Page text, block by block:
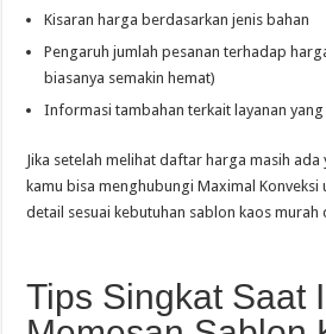
Kisaran harga berdasarkan jenis bahan
Pengaruh jumlah pesanan terhadap
biasanya semakin hemat)
Informasi tambahan terkait layanan
Jika setelah melihat daftar harga masih
kamu bisa menghubungi Maximal Konveksi
detail sesuai kebutuhan sablon kaos murah
Tips Singkat Saat